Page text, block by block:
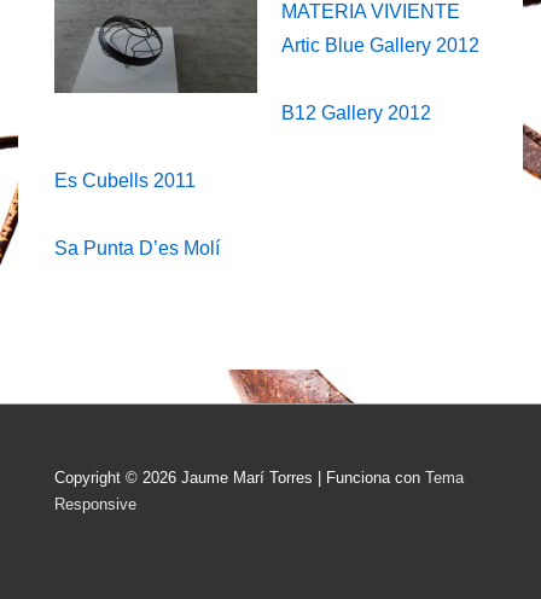
MATERIA VIVIENTE
Artic Blue Gallery 2012
B12 Gallery 2012
Es Cubells 2011
Sa Punta D’es Molí
Copyright © 2026 Jaume Marí Torres | Funciona con Tema
Responsive